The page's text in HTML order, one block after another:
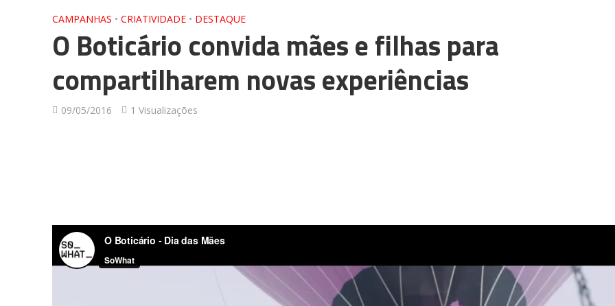
CAMPANHAS • CRIATIVIDADE • DESTAQUE
O Boticário convida mães e filhas para
compartilharem novas experiências
09/05/2016 1 Visualizações